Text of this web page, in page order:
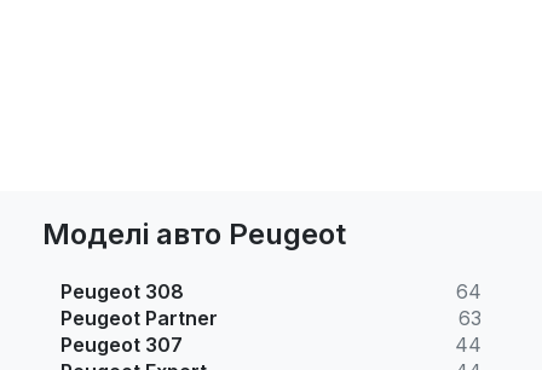
Моделі авто Peugeot
Peugeot 308
64
Peugeot Partner
63
Peugeot 307
44